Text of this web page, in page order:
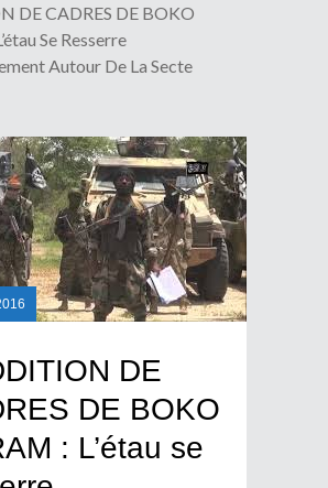
DE CADRES DE BOKO
Se Resserre
Autour De La Secte
DE
DE BOKO
: L’étau se